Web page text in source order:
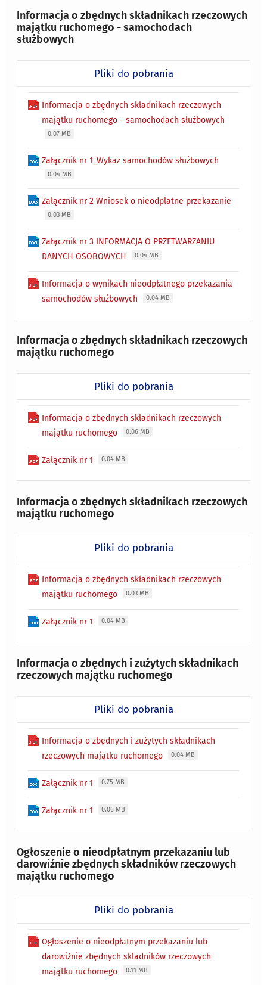
Informacja o zbędnych składnikach rzeczowych
majątku ruchomego - samochodach
służbowych
Pliki do pobrania
Informacja o zbędnych składnikach rzeczowych
majątku ruchomego - samochodach służbowych
0.07 MB
Załącznik nr 1_Wykaz samochodów służbowych
0.04 MB
Załącznik nr 2 Wniosek o nieodplatne przekazanie
0.03 MB
Załącznik nr 3 INFORMACJA O PRZETWARZANIU
DANYCH OSOBOWYCH
0.04 MB
Informacja o wynikach nieodpłatnego przekazania
samochodów służbowych
0.04 MB
Informacja o zbędnych składnikach rzeczowych
majątku ruchomego
Pliki do pobrania
Informacja o zbędnych składnikach rzeczowych
majątku ruchomego
0.06 MB
Załącznik nr 1 0.04 MB
Informacja o zbędnych składnikach rzeczowych
majątku ruchomego
Pliki do pobrania
Informacja o zbędnych składnikach rzeczowych
majątku ruchomego
0.03 MB
Załącznik nr 1 0.04 MB
Informacja o zbędnych i zużytych składnikach
rzeczowych majątku ruchomego
Pliki do pobrania
Informacja o zbędnych i zużytych składnikach
rzeczowych majątku ruchomego
0.04 MB
Załącznik nr 1 0.75 MB
Załącznik nr 1 0.06 MB
Ogłoszenie o nieodpłatnym przekazaniu lub
darowiźnie zbędnych składników rzeczowych
majątku ruchomego
Pliki do pobrania
Ogłoszenie o nieodpłatnym przekazaniu lub
darowiźnie zbędnych skladników rzeczowych
majątku ruchomego
0.11 MB